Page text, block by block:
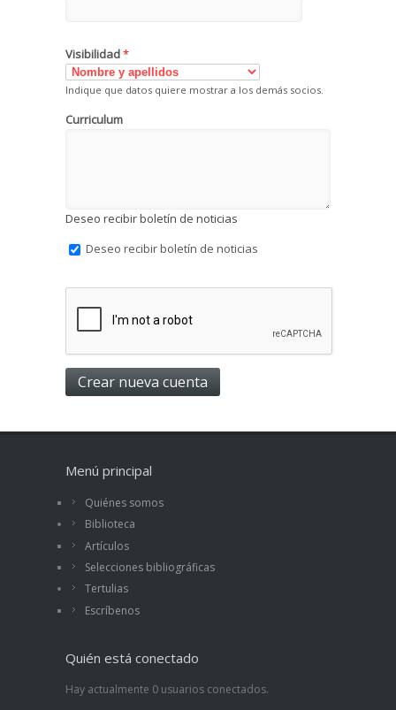
Visibilidad*
Indique que datos quiere mostrar a los demás socios.
Curriculum
Deseo recibir boletín de noticias
Deseo recibir boletín de noticias
Menú principal
Quiénes somos
Biblioteca
Artículos
Selecciones bibliográficas
Tertulias
Escríbenos
Quién está conectado
Hay actualmente 0 usuarios conectados.